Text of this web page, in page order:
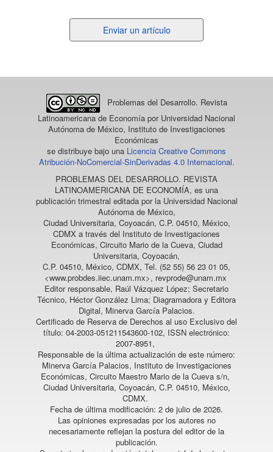
un
Enviar un artículo
Problemas del Desarrollo. Revista
Latinoamericana de Economía por Universidad Nacional
Autónoma de México, Instituto de Investigaciones
Económicas
se distribuye bajo una Licencia Creative Commons
Atribución-NoComercial-SinDerivadas 4.0 Internacional.
PROBLEMAS DEL DESARROLLO. REVISTA
LATINOAMERICANA DE ECONOMÍA, es una
publicación trimestral editada por la Universidad Nacional
Autónoma de México,
Ciudad Universitaria, Coyoacán, C.P. 04510, México,
CDMX a través del Instituto de Investigaciones
Económicas, Circuito Mario de la Cueva, Ciudad
Universitaria, Coyoacán,
C.P. 04510, México, CDMX, Tel. (52 55) 56 23 01 05,
<www.probdes.iiec.unam.mx>, revprode@unam.mx
Editor responsable, Raúl Vázquez López; Secretario
Técnico, Héctor González Lima; Diagramadora y Editora
Digital, Minerva García Palacios.
Certificado de Reserva de Derechos al uso Exclusivo del
título: 04-2003-051211543600-102, ISSN electrónico:
2007-8951,
Responsable de la última actualización de este número:
Minerva García Palacios, Instituto de Investigaciones
Económicas, Circuito Maestro Mario de la Cueva s/n,
Ciudad Universitaria, Coyoacán, C.P. 04510, México,
CDMX.
Fecha de última modificación: 2 de julio de 2026.
Las opiniones expresadas por los autores no
necesariamente reflejan la postura del editor de la
publicación.